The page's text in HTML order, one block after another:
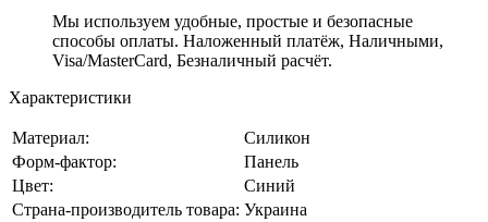
Мы используем удобные, простые и безопасные
способы оплаты. Наложенный платёж, Наличными,
Visa/MasterCard, Безналичный расчёт.
Характеристики
Материал:
Силикон
Форм-фактор:
Панель
Цвет:
Синий
Страна-производитель товара: Украина